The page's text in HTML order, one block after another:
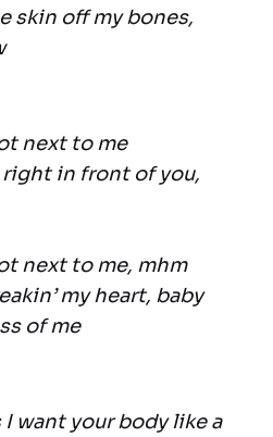
skin off my bones,
next to me
right in front of you,
next to me, mhm
my heart, baby
of me
want your body like a